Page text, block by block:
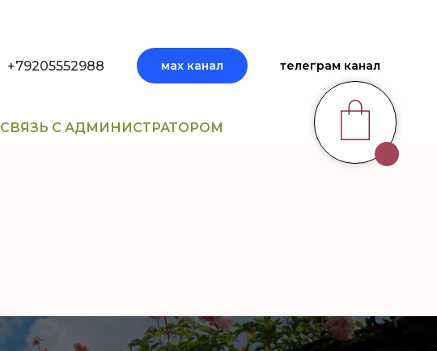
+79205552988 мах канал телеграм канал
СВЯЗЬ С АДМИНИСТРАТОРОМ